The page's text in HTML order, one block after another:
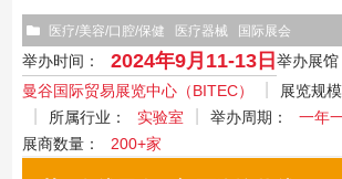
医疗/美容/口腔/保健 医疗器械 国际展会
举办时间： 2024年9月11-13日 举办展馆
曼谷国际贸易展览中心（BITEC）
展览规模
所属行业：
实验室 举办周期：
一年
展商数量：
200+家